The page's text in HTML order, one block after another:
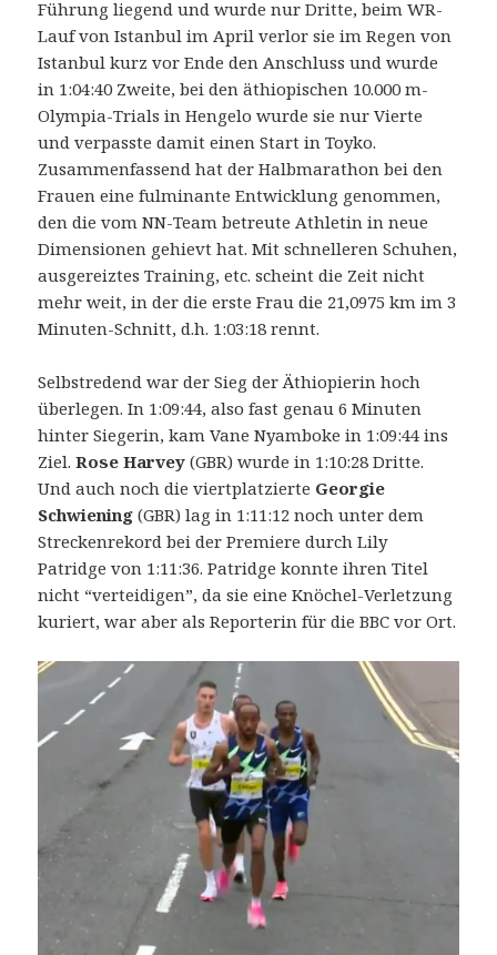
Führung liegend und wurde nur Dritte, beim WR-
Lauf von Istanbul im April verlor sie im Regen von
Istanbul kurz vor Ende den Anschluss und wurde
in 1:04:40 Zweite, bei den äthiopischen 10.000 m-
Olympia-Trials in Hengelo wurde sie nur Vierte
und verpasste damit einen Start in Toyko.
Zusammenfassend hat der Halbmarathon bei den
Frauen eine fulminante Entwicklung genommen,
den die vom NN-Team betreute Athletin in neue
Dimensionen gehievt hat. Mit schnelleren Schuhen,
ausgereiztes Training, etc. scheint die Zeit nicht
mehr weit, in der die erste Frau die 21,0975 km im 3
Minuten-Schnitt, d.h. 1:03:18 rennt.
Selbstredend war der Sieg der Äthiopierin hoch
überlegen. In 1:09:44, also fast genau 6 Minuten
hinter Siegerin, kam Vane Nyamboke in 1:09:44 ins
Ziel.Rose Harvey (GBR) wurde in 1:10:28 Dritte.
Und auch noch die viertplatzierte Georgie
Schwiening (GBR) lag in 1:11:12 noch unter dem
Streckenrekord bei der Premiere durch Lily
Patridge von 1:11:36. Patridge konnte ihren Titel
nicht “verteidigen”, da sie eine Knöchel-Verletzung
kuriert, war aber als Reporterin für die BBC vor Ort.